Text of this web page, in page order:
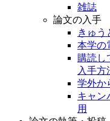
雑誌
論文の入手
きゅう
本学の
購読し
入手方
学外か
キャン
用